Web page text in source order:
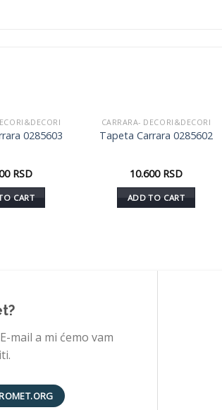
Dodaj
u listu
0285603
RSD
CART
Dodaj
u listu
CARRARA- DECORI&DECORI
Tapeta Carrara 0285602
10.600 RSD
ADD TO CART
mail a mi ćemo vam